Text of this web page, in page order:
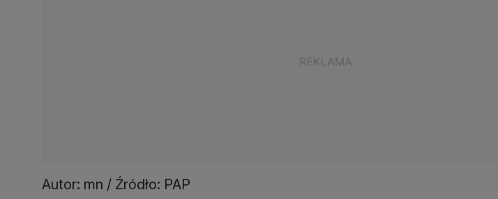
Autor: mn / Źródło: PAP